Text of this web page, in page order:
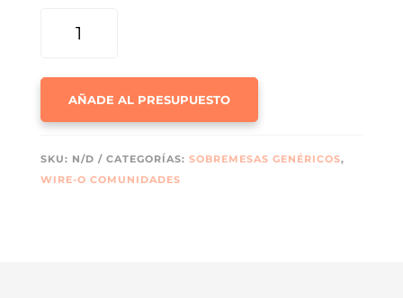
FOTOGRAFÍAS
ARAGÓN
AÑADE AL PRESUPUESTO
SKU: N/D CATEGORÍAS: SOBREMESAS GENÉRICOS,
WIRE-O COMUNIDADES